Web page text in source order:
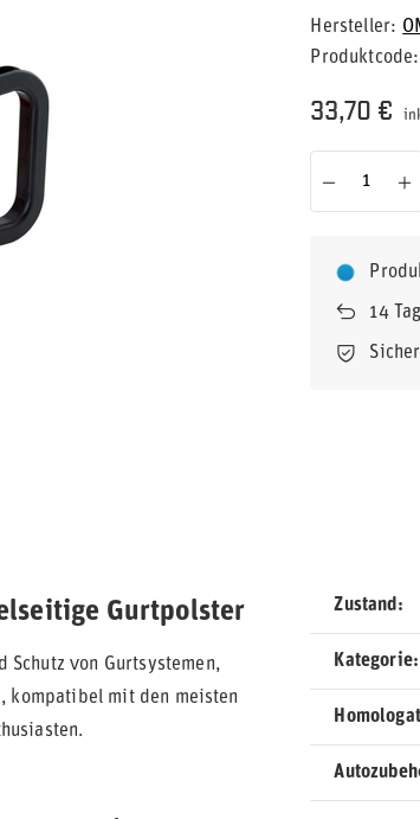
Hersteller
Produktcode
33,70 €
14
Gurtpolster
von Gurtsystemen,
kompatibel mit den meisten
Zustand
Kategorie